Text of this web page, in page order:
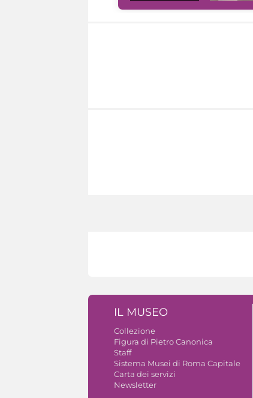
IL MUSEO
Collezione
Figura di Pietro Canonica
Staff
Sistema Musei di Roma Capitale
Carta dei servizi
Newsletter